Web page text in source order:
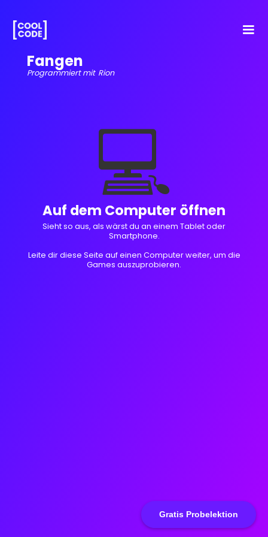
Gratis Probelektion
Fangen
Programmiert mit Rion
💻
Auf dem Computer öffnen
Sieht so aus, als wärst du an einem Tablet oder
Smartphone.
Leite dir diese Seite auf einen Computer weiter, um die
Games auszuprobieren.